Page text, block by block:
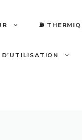
⛽️
D’UTILISATION